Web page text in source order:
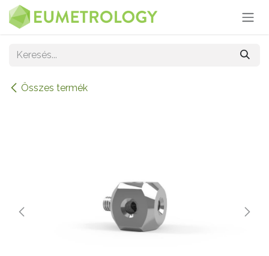
Kihagyás és továbblépés a tartalomhoz
Összes termék